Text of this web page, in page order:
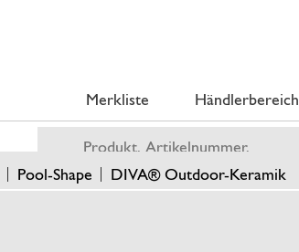
Merkliste Händlerbereich
Pool-Shape DIVA® Outdoor-Keramik